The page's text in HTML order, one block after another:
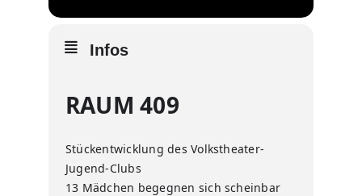
Infos
RAUM 409
Stückentwicklung des Volkstheater-
Jugend-Clubs
13 Mädchen begegnen sich scheinbar